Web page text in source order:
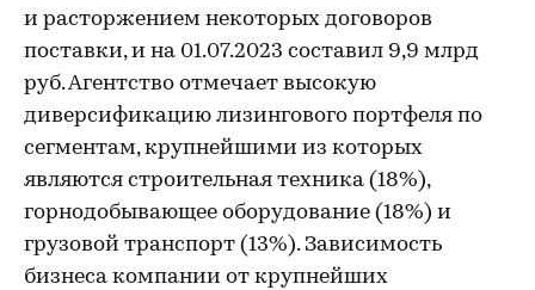
и расторжением некоторых договоров
поставки, и на 01.07.2023 составил 9,9 млрд
руб. Агентство отмечает высокую
диверсификацию лизингового портфеля по
сегментам, крупнейшими из которых
являются строительная техника (18%),
горнодобывающее оборудование (18%) и
грузовой транспорт (13%). Зависимость
бизнеса компании от крупнейших